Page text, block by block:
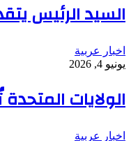
السيد الرئيس
اخبار عربية
يونيو 4, 2026
الولايات
اخبار عربية